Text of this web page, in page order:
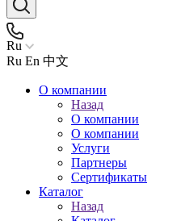
Ru
Ru En 中文
О компании
Назад
О компании
О компании
Услуги
Партнеры
Сертификаты
Каталог
Назад